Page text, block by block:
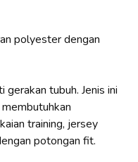
polyester dengan
gerakan tubuh. Jenis ini
training, jersey
potongan fit.